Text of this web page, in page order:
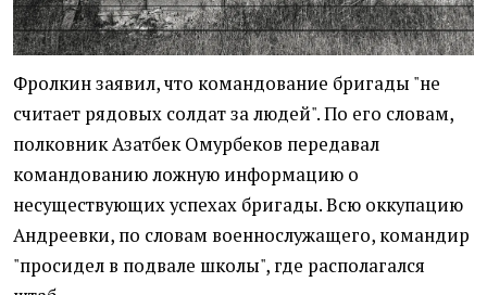
Фролкин заявил, что командование бригады "не
считает рядовых солдат за людей". По его словам,
полковник Азатбек Омурбеков передавал
командованию ложную информацию о
несуществующих успехах бригады. Всю оккупацию
Андреевки, по словам военнослужащего, командир
"просидел в подвале школы", где располагался